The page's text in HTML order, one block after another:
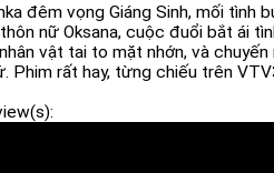
đêm vọng Giáng Sinh, mối tình
nữ Oksana, cuộc đuổi bắt ái
vật tai to mặt nhớn, và
Phim rất hay, từng chiếu trên